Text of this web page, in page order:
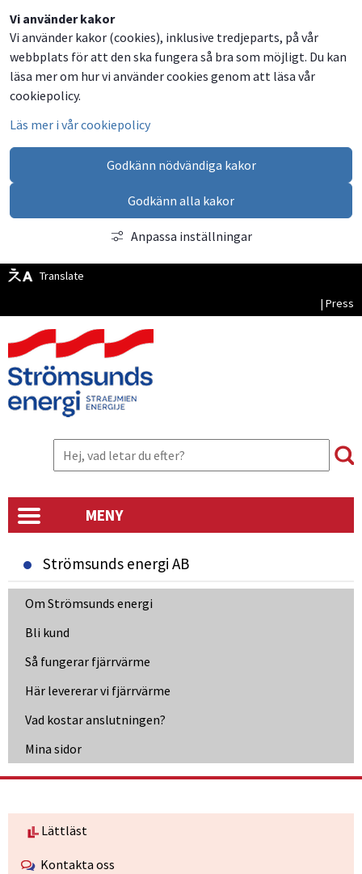
Vi använder kakor
Vi använder kakor (cookies), inklusive tredjeparts, på vår
webbplats för att den ska fungera så bra som möjligt. Du kan
läsa mer om hur vi använder cookies genom att läsa vår
cookiepolicy.
Läs mer i vår cookiepolicy
Godkänn nödvändiga kakor
Godkänn alla kakor
Anpassa inställningar
Translate
| Press
MENY
Strömsunds energi AB
Om Strömsunds energi
Bli kund
Så fungerar fjärrvärme
Här levererar vi fjärrvärme
Vad kostar anslutningen?
Mina sidor
Lättläst
Kontakta oss
Dela
på
Facebook
Dela
på
Twitter
Dela
på
LinkedIn
Dela
via
email